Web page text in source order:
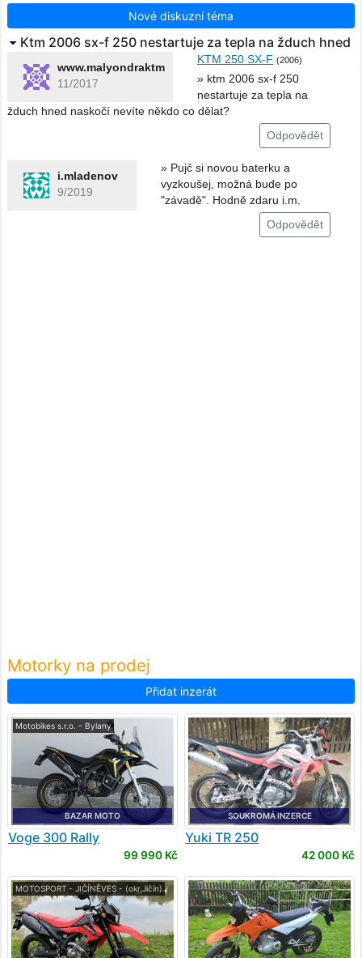
Nové diskuzní téma
Ktm 2006 sx-f 250 nestartuje za tepla na žduch hned
naskočí nevíte někdo co dělat?
www.malyondraktm
11/2017
KTM 250 SX-F (2006)
» ktm 2006 sx-f 250
nestartuje za tepla na
žduch hned naskočí nevíte někdo co dělat?
Odpovědět
i.mladenov
9/2019
» Pujč si novou baterku a
vyzkoušej, možná bude po
"závadě". Hodně zdaru i.m.
Odpovědět
Motorky na prodej
Přidat inzerát
Motobikes s.r.o. - Bylany
BAZAR MOTO
Voge 300 Rally
99 990 Kč
SOUKROMÁ INZERCE
Yuki TR 250
42 000 Kč
MOTOSPORT - JIČÍNĚVES - (okr.Jičín)